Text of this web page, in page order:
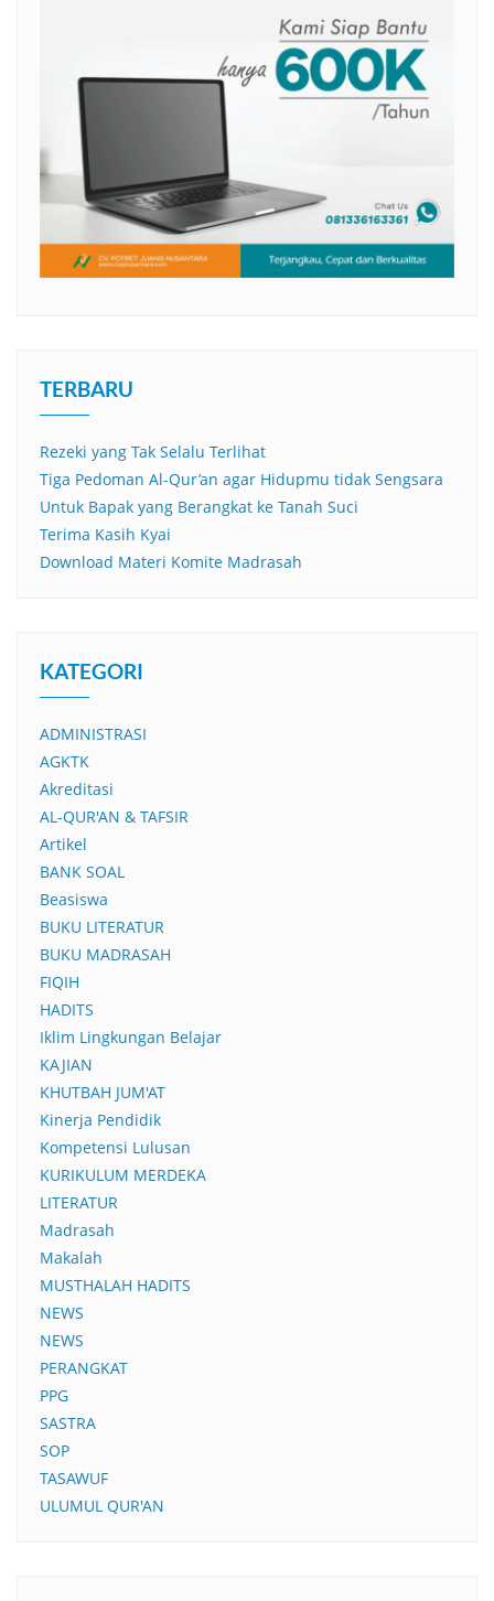
TERBARU
Rezeki yang Tak Selalu Terlihat
Tiga Pedoman Al-Qur’an agar Hidupmu tidak Sengsara
Untuk Bapak yang Berangkat ke Tanah Suci
Terima Kasih Kyai
Download Materi Komite Madrasah
KATEGORI
ADMINISTRASI
AGKTK
Akreditasi
AL-QUR'AN & TAFSIR
Artikel
BANK SOAL
Beasiswa
BUKU LITERATUR
BUKU MADRASAH
FIQIH
HADITS
Iklim Lingkungan Belajar
KAJIAN
KHUTBAH JUM'AT
Kinerja Pendidik
Kompetensi Lulusan
KURIKULUM MERDEKA
LITERATUR
Madrasah
Makalah
MUSTHALAH HADITS
NEWS
NEWS
PERANGKAT
PPG
SASTRA
SOP
TASAWUF
ULUMUL QUR'AN